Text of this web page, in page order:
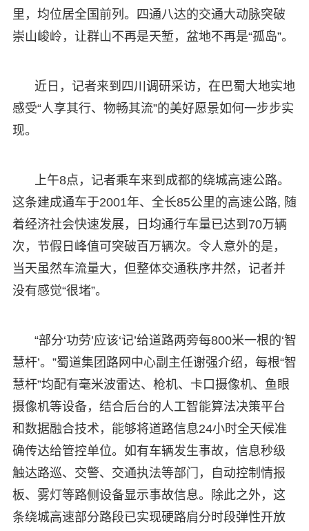
里，均位居全国前列。四通八达的交通大动脉突破
崇山峻岭，让群山不再是天堑，盆地不再是“孤岛”。
近日，记者来到四川调研采访，在巴蜀大地实地
感受“人享其行、物畅其流”的美好愿景如何一步步实
现。
上午8点，记者乘车来到成都的绕城高速公路。
这条建成通车于2001年、全长85公里的高速公路, 随
着经济社会快速发展，日均通行车量已达到70万辆
次，节假日峰值可突破百万辆次。令人意外的是，
当天虽然车流量大，但整体交通秩序井然，记者并
没有感觉“很堵”。
“部分‘功劳’应该‘记’给道路两旁每800米一根的‘智
慧杆’。”蜀道集团路网中心副主任谢强介绍，每根“智
慧杆”均配有毫米波雷达、枪机、卡口摄像机、鱼眼
摄像机等设备，结合后台的人工智能算法决策平台
和数据融合技术，能够将道路信息24小时全天候准
确传达给管控单位。如有车辆发生事故，信息秒级
触达路巡、交警、交通执法等部门，自动控制情报
板、雾灯等路侧设备显示事故信息。除此之外，这
条绕城高速部分路段已实现硬路肩分时段弹性开放